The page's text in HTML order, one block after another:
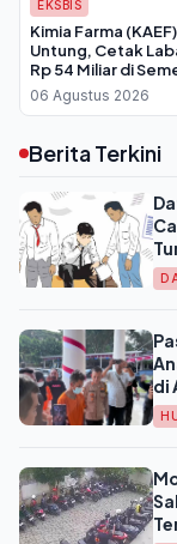
EKSBIS
Kimia Farma
Untung, Cetak
Rp 54 Miliar di
2026
06 Agustus 2026
Berita Terkini
di